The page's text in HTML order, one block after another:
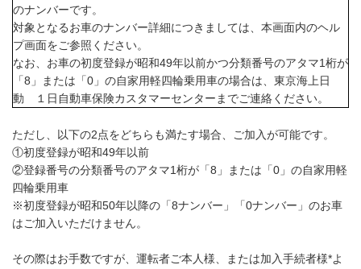
のナンバーです。
対象となるお車のナンバー詳細につきましては、本画面内のヘル
プ画面をご参照ください。
なお、お車の初度登録が昭和49年以前かつ分類番号のアタマ1桁が
「8」または「0」の自家用軽四輪乗用車の場合は、東京海上日
動 １日自動車保険カスタマーセンターまでご連絡ください。
ただし、以下の2点をどちらも満たす場合、ご加入が可能です。
①初度登録が昭和49年以前
②登録番号の分類番号のアタマ1桁が「8」または「0」の自家用軽
四輪乗用車
※初度登録が昭和50年以降の「8ナンバー」「0ナンバー」のお車
はご加入いただけません。
その際はお手数ですが、運転者ご本人様、または加入手続者様*よ